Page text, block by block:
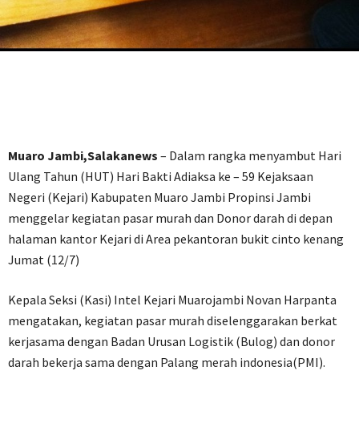
Muaro Jambi,Salakanews – Dalam rangka menyambut Hari
Ulang Tahun (HUT) Hari Bakti Adiaksa ke – 59 Kejaksaan
Negeri (Kejari) Kabupaten Muaro Jambi Propinsi Jambi
menggelar kegiatan pasar murah dan Donor darah di depan
halaman kantor Kejari di Area pekantoran bukit cinto kenang
Jumat (12/7)
Kepala Seksi (Kasi) Intel Kejari Muarojambi Novan Harpanta
mengatakan, kegiatan pasar murah diselenggarakan berkat
kerjasama dengan Badan Urusan Logistik (Bulog) dan donor
darah bekerja sama dengan Palang merah indonesia(PMI).